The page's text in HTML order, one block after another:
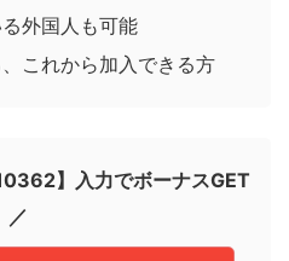
外国人も可能
これから加入できる方
】入力でボーナスGET
／